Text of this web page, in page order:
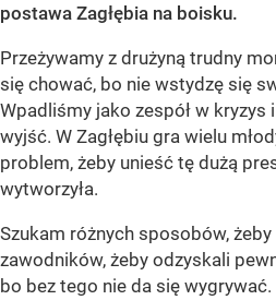
postawa Zagłębia na boisku.
Przeżywamy z drużyną trudny
się chować, bo nie wstydzę się
Wpadliśmy jako zespół w kryzys
wyjść. W Zagłębiu gra wielu
problem, żeby unieść tę dużą
wytworzyła.
Szukam różnych sposobów,
zawodników, żeby odzyskali
bo bez tego nie da się